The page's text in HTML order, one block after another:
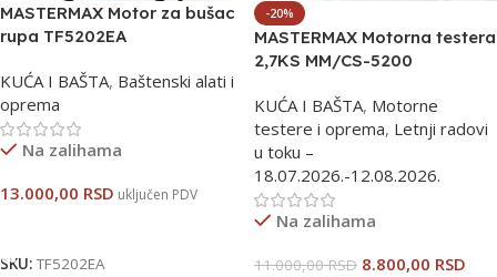
MASTERMAX Motor za bušac
rupa TF5202EA
KUĆA I BAŠTA, Baštenski alati i
oprema
Na zalihama
13.000,00 RSD uključen PDV
SKU: TF5202EA
-20%
MASTERMAX Motorna testera
2,7KS MM/CS-5200
KUĆA I BAŠTA, Motorne
testere i oprema, Letnji radovi
u toku –
18.07.2026.-12.08.2026.
Na zalihama
11.000,00RSD 8.800,00 RSD